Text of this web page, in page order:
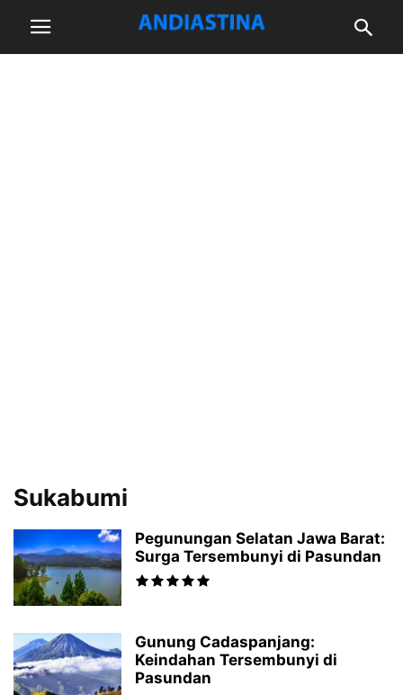
Sukabumi
Pegunungan Selatan Jawa Barat:
Surga Tersembunyi di Pasundan
Gunung Cadaspanjang:
Keindahan Tersembunyi di
Pasundan